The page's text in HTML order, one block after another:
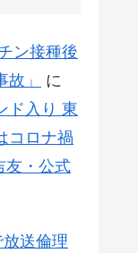
ン接種後
」
に
ド入り 東
コロナ禍
友・公式
送倫理